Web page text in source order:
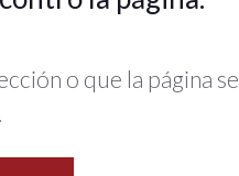
o que la página se